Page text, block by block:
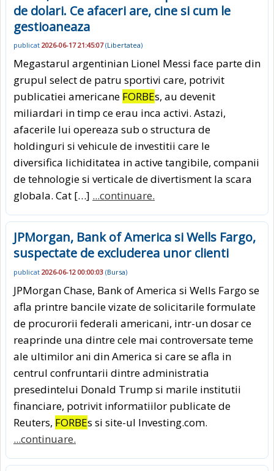
de dolari. Ce afaceri are, cine si cum le
gestioaneaza
publicat 2026-06-17 21:45:07(Libertatea)
Megastarul argentinian Lionel Messi face parte din
grupul select de patru sportivi care, potrivit
publicatiei americane FORBEs, au devenit
miliardari in timp ce erau inca activi. Astazi,
afacerile lui opereaza sub o structura de
holdinguri si vehicule de investitii care le
diversifica lichiditatea in active tangibile, companii
de tehnologie si verticale de divertisment la scara
globala. Cat […] ...continuare.
JPMorgan, Bank of America si Wells Fargo,
suspectate de excluderea unor clienti
publicat 2026-06-12 00:00:03 (Bursa)
JPMorgan Chase, Bank of America si Wells Fargo se
afla printre bancile vizate de solicitarile formulate
de procurorii federali americani, intr-un dosar ce
reaprinde una dintre cele mai controversate teme
ale ultimilor ani din America si care se afla in
centrul confruntarii dintre administratia
presedintelui Donald Trump si marile institutii
financiare, potrivit informatiilor publicate de
Reuters, FORBEs si site-ul Investing.com.
...continuare.